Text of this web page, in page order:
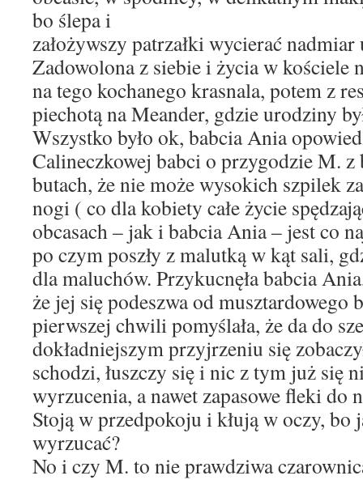
bo ślepa i
założywszy patrzałki wycierać
Zadowolona z siebie i życia w kościele
na tego kochanego krasnala, potem z
piechotą na Meander, gdzie urodziny
Wszystko było ok, babcia Ania
Calineczkowej babci o przygodzie M. z
butach, że nie może wysokich szpilek
nogi ( co dla kobiety całe życie
obcasach – jak i babcia Ania – jest co
po czym poszły z malutką w kąt sali,
dla maluchów. Przykucnęła babcia
że jej się podeszwa od musztardowego
pierwszej chwili pomyślała, że da do
dokładniejszym przyjrzeniu się
schodzi, łuszczy się i nic z tym już się
wyrzucenia, a nawet zapasowe fleki do
Stoją w przedpokoju i kłują w oczy, bo
wyrzucać?
No i czy M. to nie prawdziwa